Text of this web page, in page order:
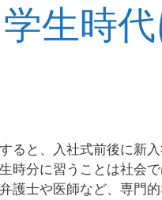
生時
ると、入社式前後に新
時分に習うことは社会
護士や医師など、専門